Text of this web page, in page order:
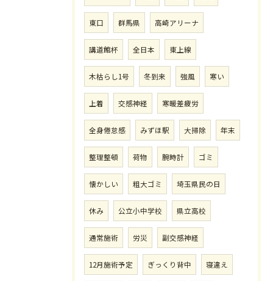
東口 群馬県 高崎アリーナ
講道館杯 全日本 東上線
木枯らし1号 冬到来 強風 寒い
上着 交感神経 寒暖差疲労
全身倦怠感 みずほ駅 大掃除 年末
整理整頓 荷物 腕時計 ゴミ
懐かしい 粗大ゴミ 埼玉県民の日
休み 公立小中学校 県立高校
通常施術 労災 副交感神経
12月施術予定 ぎっくり背中 寝違え